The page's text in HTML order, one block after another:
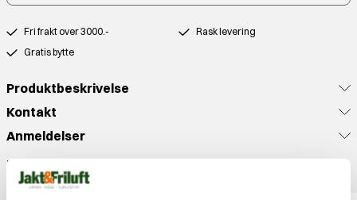
Fri frakt over 3000.-
Rask levering
Gratis bytte
Produktbeskrivelse
Kontakt
Anmeldelser
Populære produkter